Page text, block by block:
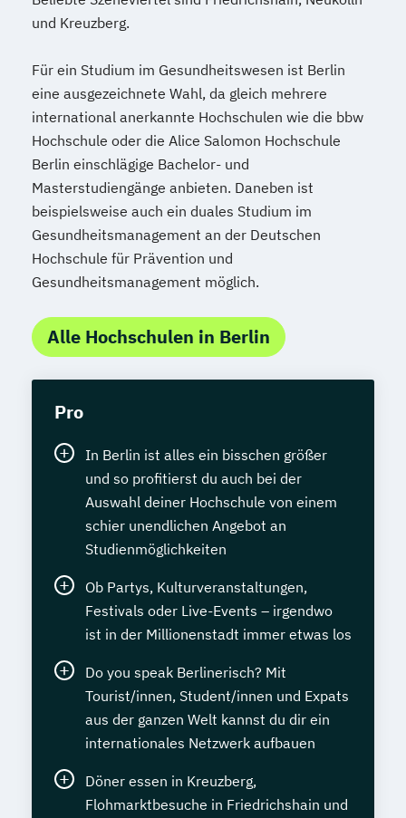
und Kreuzberg.
Für ein Studium im Gesundheitswesen ist Berlin
eine ausgezeichnete Wahl, da gleich mehrere
international anerkannte Hochschulen wie die bbw
Hochschule oder die Alice Salomon Hochschule
Berlin einschlägige Bachelor- und
Masterstudiengänge anbieten. Daneben ist
beispielsweise auch ein duales Studium im
Gesundheitsmanagement an der Deutschen
Hochschule für Prävention und
Gesundheitsmanagement möglich.
Alle Hochschulen in Berlin
Pro
In Berlin ist alles ein bisschen größer
und so profitierst du auch bei der
Auswahl deiner Hochschule von einem
schier unendlichen Angebot an
Studienmöglichkeiten
Ob Partys, Kulturveranstaltungen,
Festivals oder Live-Events – irgendwo
ist in der Millionenstadt immer etwas los
Do you speak Berlinerisch? Mit
Tourist/innen, Student/innen und Expats
aus der ganzen Welt kannst du dir ein
internationales Netzwerk aufbauen
Döner essen in Kreuzberg,
Flohmarktbesuche in Friedrichshain und